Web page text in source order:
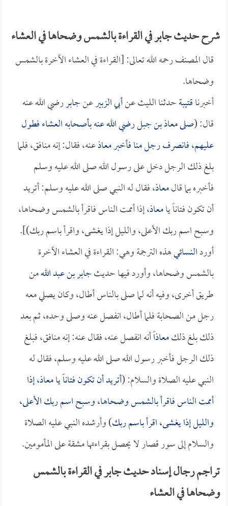
شرح حديث جابر في القراءة بالشمس وضحاها في العشاء
قال المصنف رحمه الله تعالى: [القراءة في العشاء الآخرة بالشمس
وضحاها.
أخبرناقتيبةحدثنا الليث عنأبي الزبيرعنجابررضي الله عنه
قال: (صلىمعاذ بن جبلرضي الله عنه بأصحابه العشاء فطول
عليهم، فانصرف رجل منا فأخبرمعاذعنه، فقال: إنه منافق، فلما
بلغ ذلك الرجل دخل على رسول الله صلى الله عليه وسلم
فأخبره بما قالمعاذ، فقال له النبي صلى الله عليه وسلم: أتريد
أن تكون فتاناً يامعاذ، إذا أممت الناس فاقرأ بالشمس وضحاها،
وسبح اسم ربك الأعلى، والليل إذا يغشى، واقرأ باسم ربك)].
أوردالنسائيهذه الترجمة وهي: القراءة في العشاء الآخرة
بالشمس وضحاها، وأورد فيها حديثجابر بن عبد اللهمن
طريق أخرى، وفيه أنه لما صلى بالناس أطال، وكان يصلي معه
رجل من الصحابة فلما أطال، انفصل عنه وصلى وحده، ثم بعد
ذلك بلغ ذلكمعاذاًأنه انفصل عنه، فقال عنه: إنه منافق، فبلغ
ذلك الرجل فأخبر رسول الله صلى الله عليه وسلم، فقال له
النبي عليه الصلاة والسلام: (أتريد أن تكون فتاناً يامعاذ، إذا
أممت الناس فاقرأ بالشمس وضحاها، وسبح اسم ربك الأعلى،
والليل إذا يغشى، اقرأ باسم ربك) وأرشده النبي عليه الصلاة
والسلام إلى سور قصار لا يحصل بقراءتها مشقة على المأمومين.
تراجم رجال إسناد حديث جابر في القراءة بالشمس
وضحاها في العشاء